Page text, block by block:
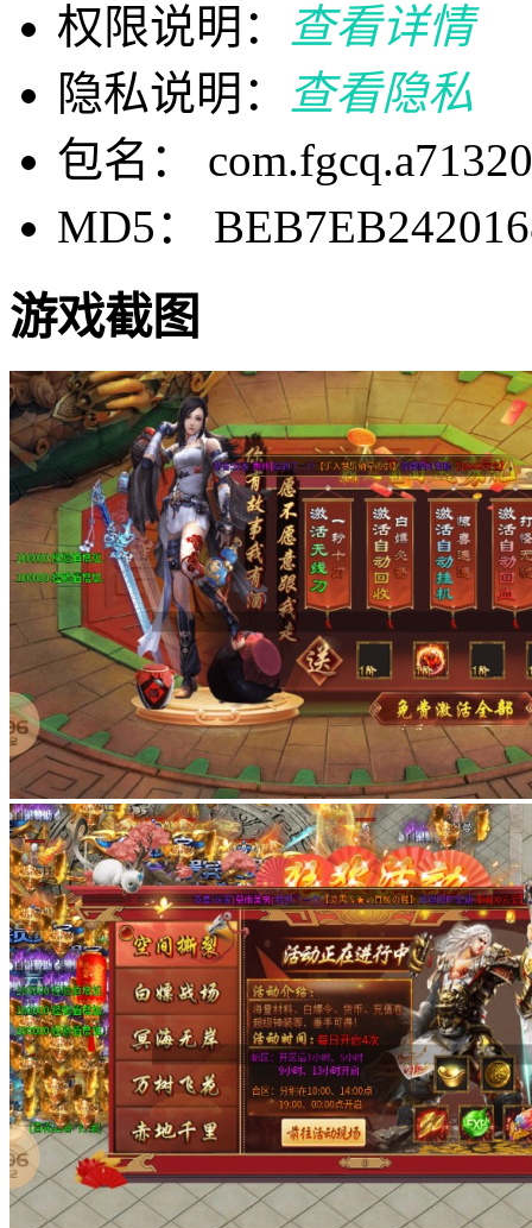
权限说明：
查看详情
隐私说明：
查看隐私
包名： com.fgcq.a71320
MD5：
游戏截图